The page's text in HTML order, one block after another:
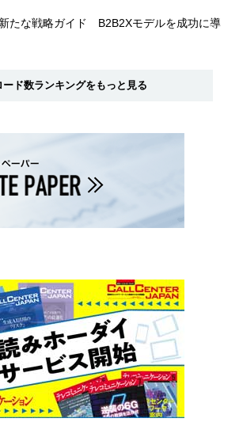
たな戦略ガイド B2B2Xモデルを成功に導
ード数ランキングをもっと見る